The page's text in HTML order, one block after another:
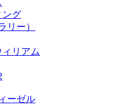
ング
リー）
リアム
ーゼル